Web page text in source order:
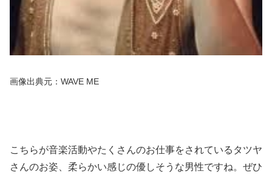
画像出典元：WAVE ME
こちらが音楽活動やたくさんのお仕事をされているタツヤ
さんのお姿、柔らかい感じの優しそうな男性ですね。ぜひ